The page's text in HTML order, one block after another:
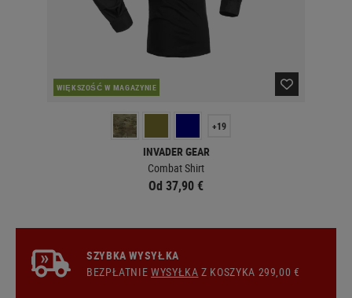
WIĘKSZOŚĆ W MAGAZYNIE
+19
INVADER GEAR
Combat Shirt
Od 37,90 €
SZYBKA WYSYŁKA
BEZPŁATNIEWYSYŁKA Z KOSZYKA 299,00 €